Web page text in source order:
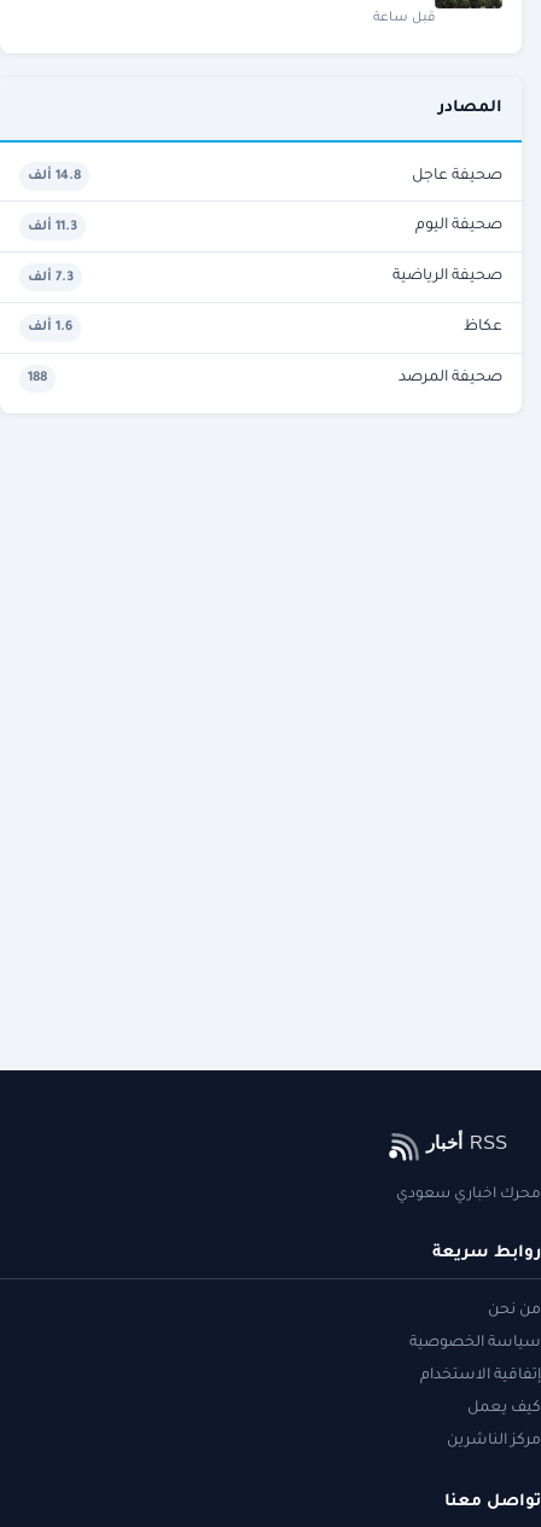
قبل ساعة
المصادر
صحيفة عاجل 14.8 ألف
صحيفة اليوم 11.3 ألف
صحيفة الرياضية 7.3 ألف
عكاظ 1.6 ألف
صحيفة المرصد 188
محرك اخباري سعودي
روابط سريعة
من نحن
سياسة الخصوصية
إتفاقية الاستخدام
كيف يعمل
مركز الناشرين
تواصل معنا